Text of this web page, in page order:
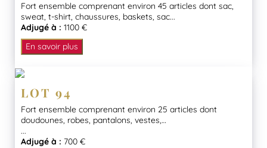
Fort ensemble comprenant environ 45 articles dont sac,
sweat, t-shirt, chaussures, baskets, sac...
Adjugé à : 1100 €
En savoir plus
LOT 94
Fort ensemble comprenant environ 25 articles dont
doudounes, robes, pantalons, vestes,…
...
Adjugé à : 700 €